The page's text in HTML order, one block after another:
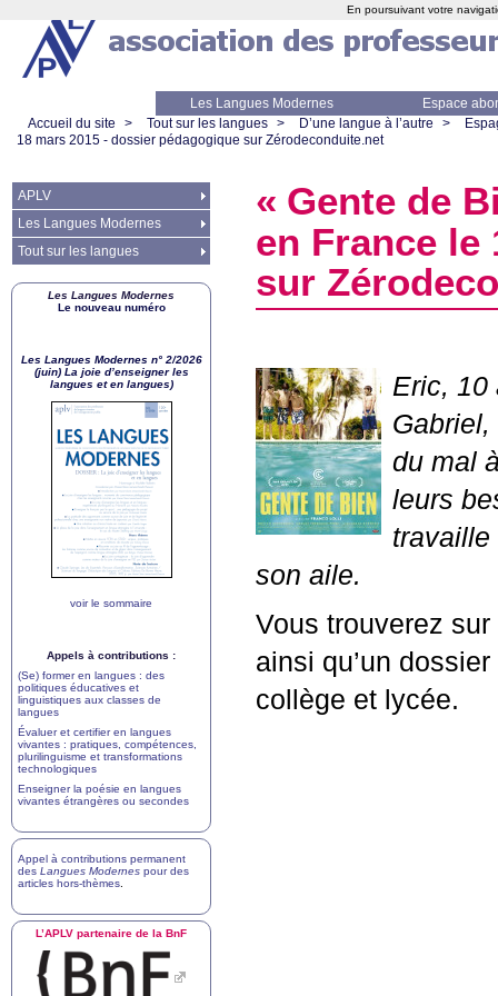
Les Langues Modernes
Espace
Accueil du site
> Tout sur les langues > D’une langue à l’autre >
18 mars 2015 - dossier pédagogique sur Zérodeconduite.net
« Gente de
en France le
sur
Eric, 10
Gabriel,
du mal
leurs
travaille
son aile.
Vous trouverez
ainsi qu’un
collège et lycée.
APLV
Les Langues Modernes
Tout sur les langues
Les Langues Modernes
Le nouveau numéro
Les Langues Modernes n° 2/2026
(juin) La joie d’enseigner les
langues et en langues)
voir le sommaire
Appels à contributions :
(Se) former en langues : des
politiques éducatives et
linguistiques aux classes de
langues
Évaluer et certifier en langues
vivantes : pratiques, compétences,
plurilinguisme et transformations
technologiques
Enseigner la poésie en langues
vivantes étrangères ou secondes
Appel à contributions permanent
des Langues Modernes pour des
articles hors-thèmes
L’APLV partenaire de la BnF
En poursuivant votre